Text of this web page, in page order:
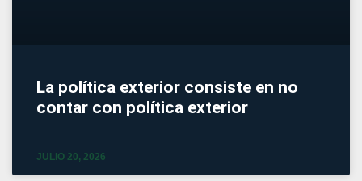
La política exterior consiste en no
contar con política exterior
JULIO 20, 2026